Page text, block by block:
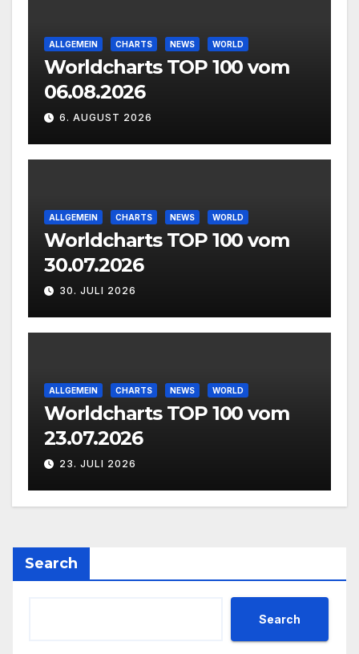
ALLGEMEIN CHARTS NEWS WORLD
Worldcharts TOP 100 vom
06.08.2026
6. AUGUST 2026
ALLGEMEIN CHARTS NEWS WORLD
Worldcharts TOP 100 vom
30.07.2026
30. JULI 2026
ALLGEMEIN CHARTS NEWS WORLD
Worldcharts TOP 100 vom
23.07.2026
23. JULI 2026
Search
Search